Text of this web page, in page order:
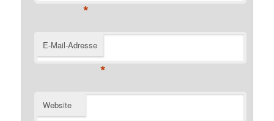
*
E-Mail-Adresse
*
Website